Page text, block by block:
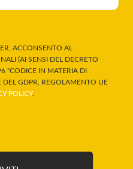
ACCONSENTO AL
(AI SENSI DEL DECRETO
“CODICE IN MATERIA DI
DEL GDPR, REGOLAMENTO UE
POLICY.